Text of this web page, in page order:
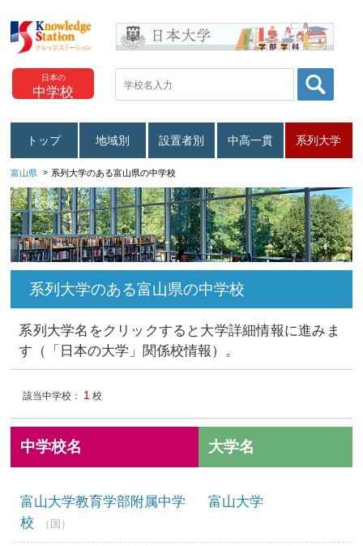
日本の
中学校
トップ 地域別 設置者別 中高一貫 系列大学
富山県 系列大学のある富山県の中学校
系列大学のある富山県の中学校
系列大学名をクリックすると大学詳細情報に進みま
す（「日本の大学」関係校情報）。
該当中学校： 1 校
中学校名 大学名
富山大学教育学部附属中学
校
（国）
富山大学